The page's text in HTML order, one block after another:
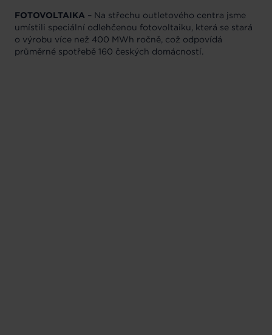
FOTOVOLTAIKA – Na střechu outletového centra jsme
umístili speciální odlehčenou fotovoltaiku, která se stará
o výrobu více než 400 MWh ročně, což odpovídá
průměrné spotřebě 160 českých domácností.